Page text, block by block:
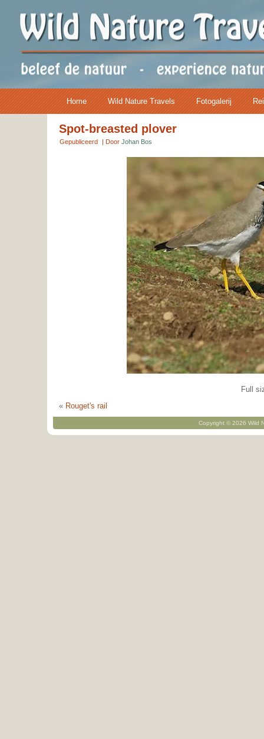
Home Wild Nature Travels Fotogalerij
Spot-breasted plover
Gepubliceerd | Door Johan Bos
Full
« Rouget's rail
Copyright © 2026 Wild